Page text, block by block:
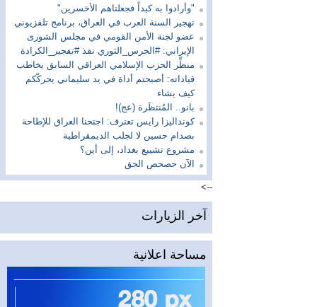
"وأرادوا به كيداً فجعلناهم الأخسرين"
تهجير السنة العرب في العراق، برنامج تلفزيوني
عضو لجنة الأمن القومي في مجلس الشورى
الإيراني: #الحرس_الثوري نفذ #تفجير_الكرادة
منظِّر الحزب الإسلامي العراقي السابق يخاطب
قياداته: أصبحتم أداة في يد سليماني يحركّكم
كيف يشاء
بانو.. المُنتظَرة (عج)!
كونداليزا رايس تعترف: اجتحنا العراق للإطاحة
بصدام حسين لا لجلب الديمقراطية
مشروع تشييع بغداد، إلى أين؟
الآن حصحص الحق
-->
آخر الزيارات
مساحة اعلانية